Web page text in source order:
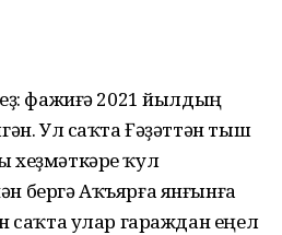
фажиғә 2021 йылдың
Ул саҡта Ғәҙәттән тыш
хеҙмәткәре ҡул
бергә Аҡъярға янғынға
саҡта улар гараждан еңел